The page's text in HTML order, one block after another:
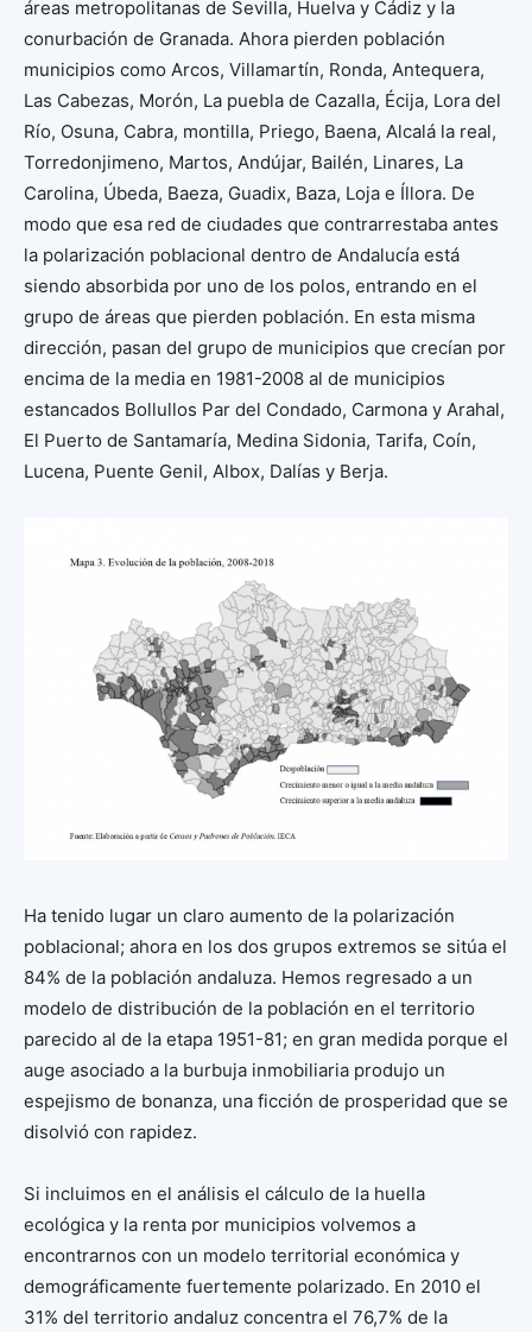
áreas metropolitanas de Sevilla, Huelva y Cádiz y la
conurbación de Granada. Ahora pierden población
municipios como Arcos, Villamartín, Ronda, Antequera,
Las Cabezas, Morón, La puebla de Cazalla, Écija, Lora del
Río, Osuna, Cabra, montilla, Priego, Baena, Alcalá la real,
Torredonjimeno, Martos, Andújar, Bailén, Linares, La
Carolina, Úbeda, Baeza, Guadix, Baza, Loja e Íllora. De
modo que esa red de ciudades que contrarrestaba antes
la polarización poblacional dentro de Andalucía está
siendo absorbida por uno de los polos, entrando en el
grupo de áreas que pierden población. En esta misma
dirección, pasan del grupo de municipios que crecían por
encima de la media en 1981-2008 al de municipios
estancados Bollullos Par del Condado, Carmona y Arahal,
El Puerto de Santamaría, Medina Sidonia, Tarifa, Coín,
Lucena, Puente Genil, Albox, Dalías y Berja.
Ha tenido lugar un claro aumento de la polarización
poblacional; ahora en los dos grupos extremos se sitúa el
84% de la población andaluza. Hemos regresado a un
modelo de distribución de la población en el territorio
parecido al de la etapa 1951-81; en gran medida porque el
auge asociado a la burbuja inmobiliaria produjo un
espejismo de bonanza, una ficción de prosperidad que se
disolvió con rapidez.
Si incluimos en el análisis el cálculo de la huella
ecológica y la renta por municipios volvemos a
encontrarnos con un modelo territorial económica y
demográficamente fuertemente polarizado. En 2010 el
31% del territorio andaluz concentra el 76,7% de la